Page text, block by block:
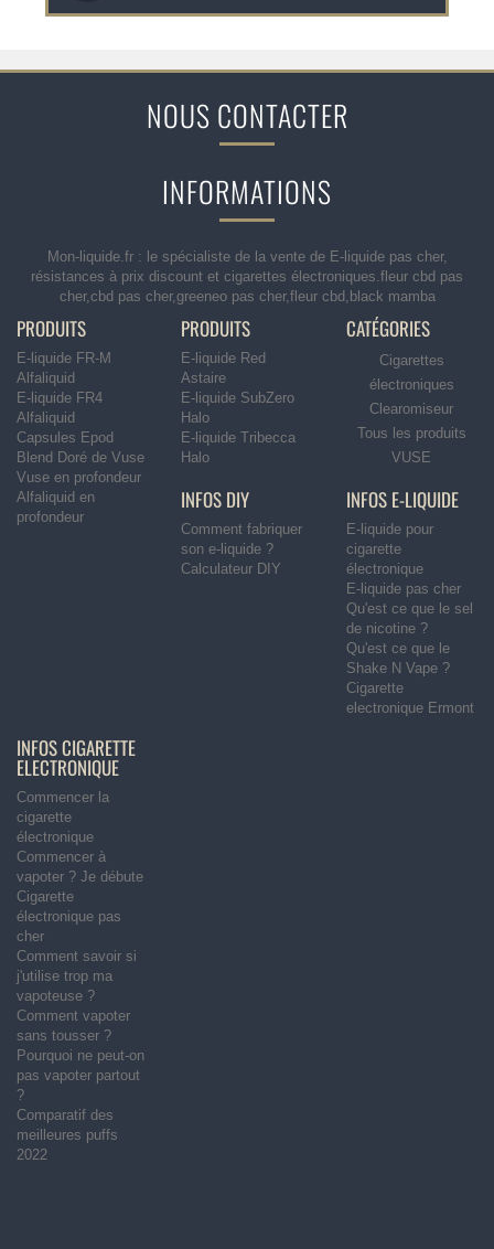
NOUS CONTACTER
INFORMATIONS
Mon-liquide.fr : le spécialiste de la vente de E-liquide pas cher,
résistances à prix discount et cigarettes électroniques.fleur cbd pas
cher,cbd pas cher,greeneo pas cher,fleur cbd,black mamba
PRODUITS
E-liquide FR-M
Alfaliquid
E-liquide FR4
Alfaliquid
Capsules Epod
Blend Doré de Vuse
Vuse en profondeur
Alfaliquid en
profondeur
PRODUITS
E-liquide Red
Astaire
E-liquide SubZero
Halo
E-liquide Tribecca
Halo
CATÉGORIES
Cigarettes
électroniques
Clearomiseur
Tous les produits
VUSE
INFOS DIY
Comment fabriquer
son e-liquide ?
Calculateur DIY
INFOS E-LIQUIDE
E-liquide pour
cigarette
électronique
E-liquide pas cher
Qu'est ce que le sel
de nicotine ?
Qu'est ce que le
Shake N Vape ?
Cigarette
electronique Ermont
INFOS CIGARETTE
ELECTRONIQUE
Commencer la
cigarette
électronique
Commencer à
vapoter ? Je débute
Cigarette
électronique pas
cher
Comment savoir si
j'utilise trop ma
vapoteuse ?
Comment vapoter
sans tousser ?
Pourquoi ne peut-on
pas vapoter partout
?
Comparatif des
meilleures puffs
2022